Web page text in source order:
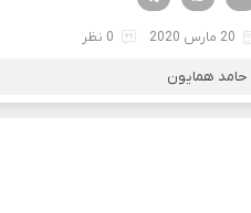
20 مارس 2020 0 نظر
حامد همایون